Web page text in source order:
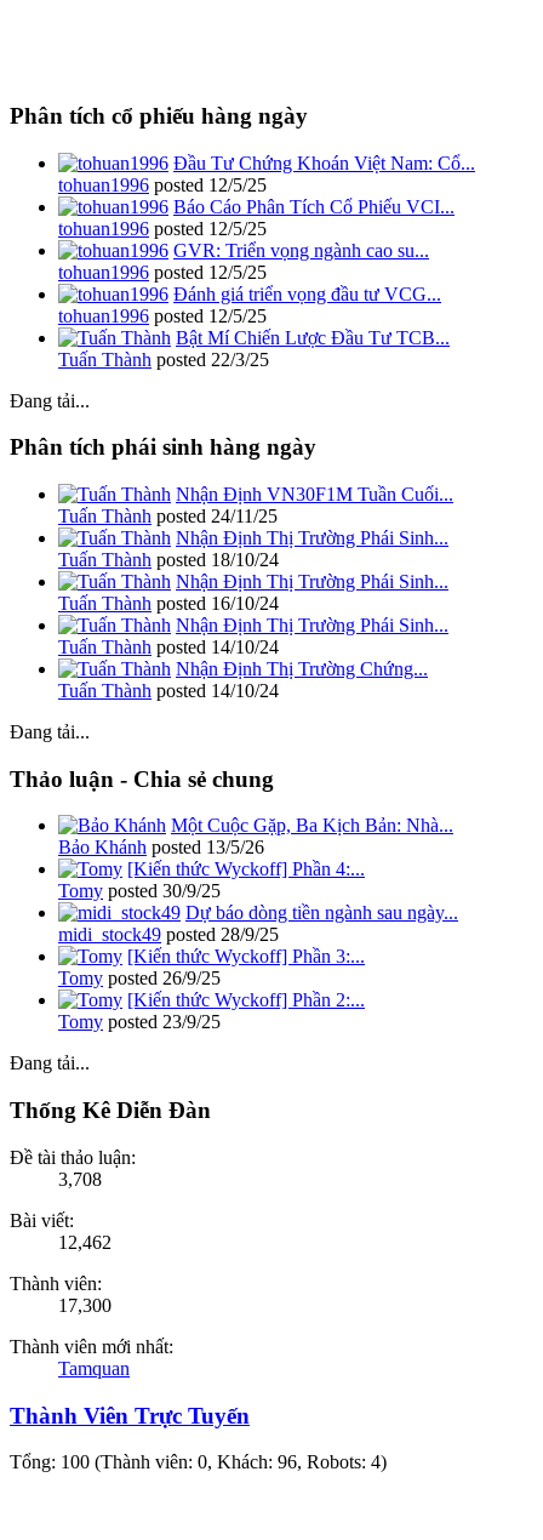
Phân tích cổ phiếu hàng ngày
Đầu Tư Chứng Khoán Việt Nam: Cổ...
tohuan1996 posted 12/5/25
Báo Cáo Phân Tích Cổ Phiếu VCI...
tohuan1996 posted 12/5/25
GVR: Triển vọng ngành cao su...
tohuan1996 posted 12/5/25
Đánh giá triển vọng đầu tư VCG...
tohuan1996 posted 12/5/25
Bật Mí Chiến Lược Đầu Tư TCB...
Tuấn Thành posted 22/3/25
Đang tải...
Phân tích phái sinh hàng ngày
Nhận Định VN30F1M Tuần Cuối...
Tuấn Thành posted 24/11/25
Nhận Định Thị Trường Phái Sinh...
Tuấn Thành posted 18/10/24
Nhận Định Thị Trường Phái Sinh...
Tuấn Thành posted 16/10/24
Nhận Định Thị Trường Phái Sinh...
Tuấn Thành posted 14/10/24
Nhận Định Thị Trường Chứng...
Tuấn Thành posted 14/10/24
Đang tải...
Thảo luận - Chia sẻ chung
Một Cuộc Gặp, Ba Kịch Bản: Nhà...
Bảo Khánh posted 13/5/26
[Kiến thức Wyckoff] Phần 4:...
Tomy posted 30/9/25
Dự báo dòng tiền ngành sau ngày...
midi_stock49 posted 28/9/25
[Kiến thức Wyckoff] Phần 3:...
Tomy posted 26/9/25
[Kiến thức Wyckoff] Phần 2:...
Tomy posted 23/9/25
Đang tải...
Thống Kê Diễn Đàn
Đề tài thảo luận:
3,708
Bài viết:
12,462
Thành viên:
17,300
Thành viên mới nhất:
Tamquan
Thành Viên Trực Tuyến
Tổng: 100 (Thành viên: 0, Khách: 96, Robots: 4)